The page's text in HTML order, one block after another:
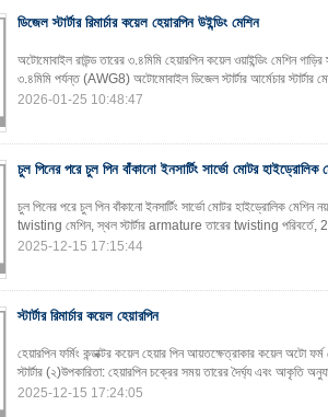
ডিজেল স্টার্টার রিমার্চার কয়েল হেয়ারপিন উইন্ডিং মেশিন
অটোমোবাইল রাউন্ড তারের ৩.৪মিমি হেয়ারপিন কয়েল ওয়াইন্ডিং মেশিন
৩.৪মিমি পর্যন্ত (AWG8) অটোমোবাইল ডিজেল স্টার্টার আর্মেচার স্টার্টার
2026-01-25 10:48:47
চুল পিনের পরে চুল পিন বাঁকানো ইনসার্টিং সার্ভো মোটর হাইড্রোলিক
চুল পিনের পরে চুল পিন বাঁকানো ইনসার্টিং সার্ভো মোটর হাইড্রোলিক
twisting মেশিন, স্থল স্টার্টার armature তারের twisting পরিবর্তে,
2025-12-15 17:15:44
স্টার্টার রিমার্চার কয়েল হেয়ারপিন
হেয়ারপিন ফর্মিং কন্ডাক্টর কয়েল হেয়ার পিন আয়তক্ষেত্রাকার কয়েল অটো
স্টার্টার (২)উপকারিতা: হেয়ারপিন চক্রের সময় তারের দৈর্ঘ্য এবং আকৃতি
2025-12-15 17:24:05